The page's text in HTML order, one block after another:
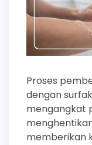
Proses
dengan
mengangkat
memberikan